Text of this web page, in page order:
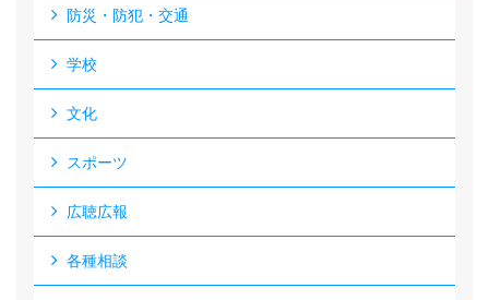
防災・防犯・交通
学校
文化
スポーツ
広聴広報
各種相談